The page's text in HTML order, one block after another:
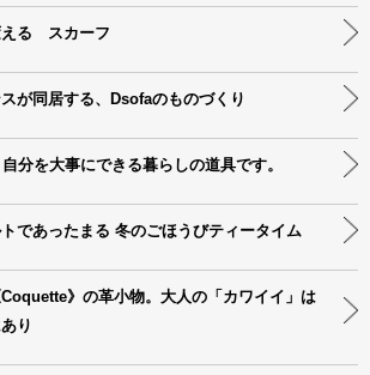
える スカーフ
が同居する、Dsofaのものづくり
分を大事にできる暮らしの道具です。
であったまる 冬のごほうびティータイム
》の革小物。大人の「カワイイ」は
り